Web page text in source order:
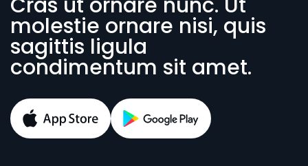
molestie ornare nisi, quis
sagittis ligula
condimentum sit amet.